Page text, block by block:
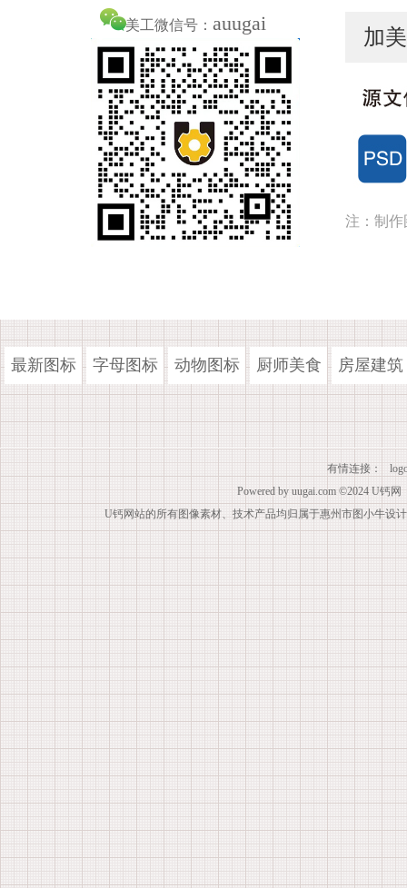
美工微信号： auugai
加
注：制作
最新图标 字母图标 动物图标 厨师美食 房屋建筑
有情连接：
Powered by uugai.com ©2024 U钙网
U钙网站的所有图像素材、技术产品均归属于惠州市图小牛设